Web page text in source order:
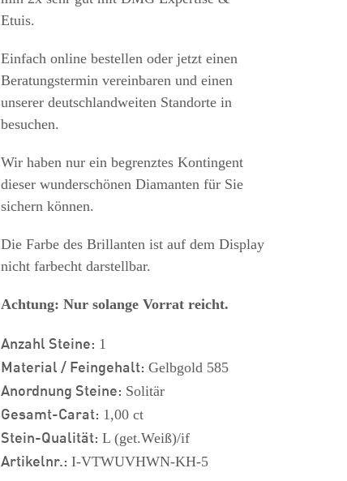
Etuis.
Einfach online bestellen oder jetzt einen
Beratungstermin vereinbaren und einen
unserer deutschlandweiten Standorte in
besuchen.
Wir haben nur ein begrenztes Kontingent
dieser wunderschönen Diamanten für Sie
sichern können.
Die Farbe des Brillanten ist auf dem Display
nicht farbecht darstellbar.
Achtung: Nur solange Vorrat reicht.
Anzahl Steine: 1
Material / Feingehalt: Gelbgold 585
Anordnung Steine: Solitär
Gesamt-Carat: 1,00 ct
Stein-Qualität: L (get.Weiß)/if
Artikelnr.: I-VTWUVHWN-KH-5